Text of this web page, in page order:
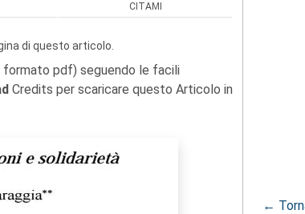
CITAMI
di questo articolo.
formato pdf) seguendo le facili
Credits per scaricare questo Articolo in
←